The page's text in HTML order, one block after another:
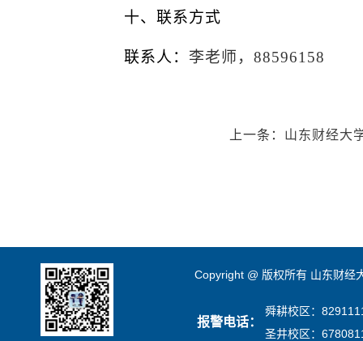
十、联系方式
联系人： 李老师， 88596158
上一条： 山东财经大
Copyright @ 版权所有 山东财
报警电话：
舜耕校区：
圣井校区：